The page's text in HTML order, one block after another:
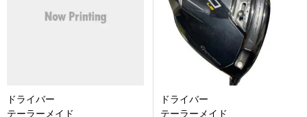
ドライバー
テーラーメイド
ドライバー
テーラーメイド